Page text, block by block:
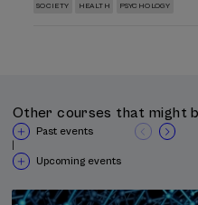
SOCIETY HEALTH PSYCHOLOGY
Other courses that might
Past events
Upcoming events